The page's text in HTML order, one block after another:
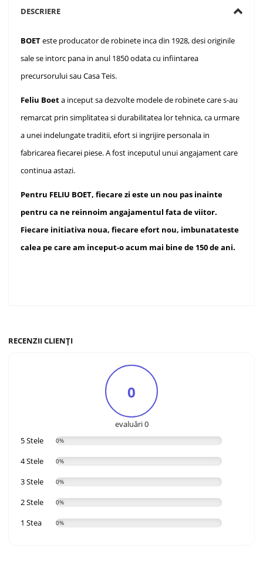
DESCRIERE
BOETeste producator de robinete inca din 1928, desi originile
sale se intorc pana in anul 1850 odata cu infiintarea
precursorului sau Casa Teis.
Feliu Boeta inceput sa dezvolte modele de robinete care s-au
remarcat prin simplitatea si durabilitatea lor tehnica, ca urmare
a unei indelungate traditii, efort si ingrijire personala in
fabricarea fiecarei piese. A fost inceputul unui angajament care
continua astazi.
Pentru FELIU BOET, fiecare zi este un nou pas inainte
pentru ca ne reinnoim angajamentul fata de viitor.
Fiecare initiativa noua, fiecare efort nou, imbunatateste
calea pe care am inceput-o acum mai bine de 150 de ani.
RECENZII CLIENȚI
0
evaluări 0
5 Stele
0%
4 Stele 0%
3 Stele 0%
2 Stele 0%
1 Stea 0%